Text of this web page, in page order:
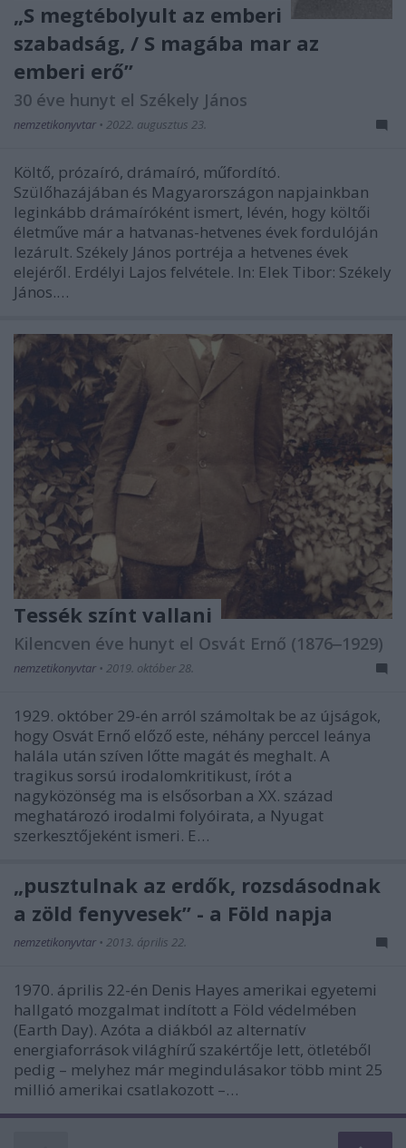
„S megtébolyult az emberi
szabadság, / S magába mar az
emberi erő”
30 éve hunyt el Székely János
nemzetikonyvtar • 2022. augusztus 23.
Költő, prózaíró, drámaíró, műfordító.
Szülőhazájában és Magyarországon napjainkban
leginkább drámaíróként ismert, lévén, hogy költői
életműve már a hatvanas-hetvenes évek fordulóján
lezárult. Székely János portréja a hetvenes évek
elejéről. Erdélyi Lajos felvétele. In: Elek Tibor: Székely
János.…
Tessék színt vallani
Kilencven éve hunyt el Osvát Ernő (1876‒1929)
nemzetikonyvtar • 2019. október 28.
1929. október 29-én arról számoltak be az újságok,
hogy Osvát Ernő előző este, néhány perccel leánya
halála után szíven lőtte magát és meghalt. A
tragikus sorsú irodalomkritikust, írót a
nagyközönség ma is elsősorban a XX. század
meghatározó irodalmi folyóirata, a Nyugat
szerkesztőjeként ismeri. E…
„pusztulnak az erdők, rozsdásodnak
a zöld fenyvesek” - a Föld napja
nemzetikonyvtar • 2013. április 22.
1970. április 22-én Denis Hayes amerikai egyetemi
hallgató mozgalmat indított a Föld védelmében
(Earth Day). Azóta a diákból az alternatív
energiaforrások világhírű szakértője lett, ötletéből
pedig – melyhez már megindulásakor több mint 25
millió amerikai csatlakozott –…